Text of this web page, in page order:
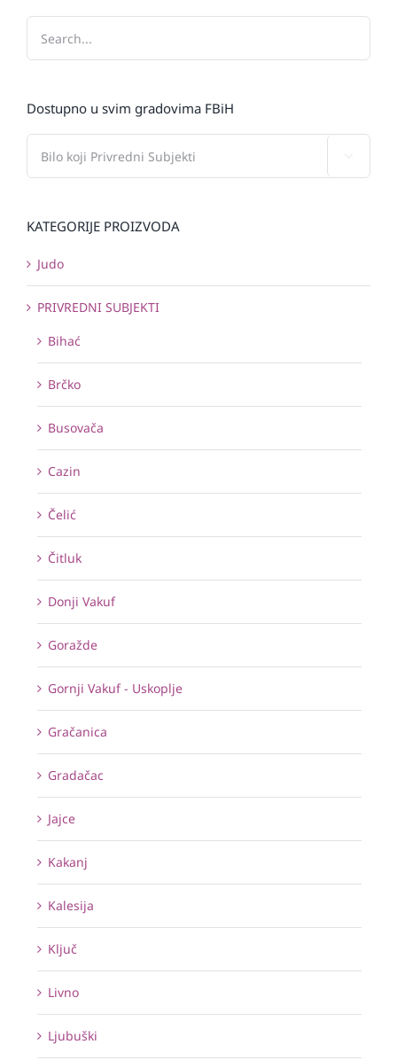
Dostupno u svim gradovima FBiH
KATEGORIJE PROIZVODA
Judo
PRIVREDNI SUBJEKTI
Bihać
Brčko
Busovača
Cazin
Čelić
Čitluk
Donji Vakuf
Goražde
Gornji Vakuf - Uskoplje
Gračanica
Gradačac
Jajce
Kakanj
Kalesija
Ključ
Livno
Ljubuški